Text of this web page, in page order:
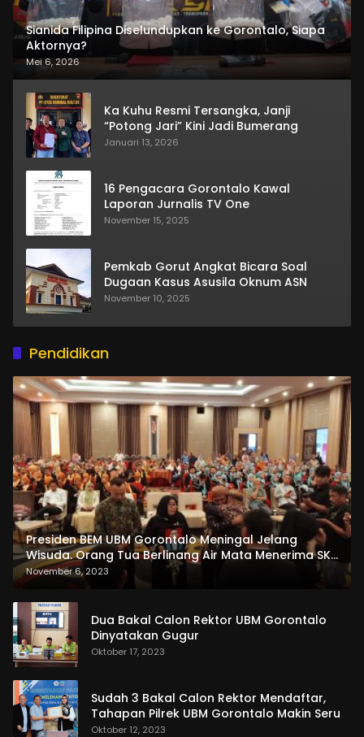
Sianida Filipina Diselundupkan ke Gorontalo, Siapa
Aktornya?
Mei 6, 2026
Ka Kuhu Resmi Tersangka, Janji
“Potong Jari” Kini Jadi Bumerang
Januari 13, 2026
16 Pengacara Gorontalo Kawal
Laporan Jurnalis TV One
November 15, 2025
Pemkab Gorut Angkat Bicara Soal
Dugaan Kasus Asusila Oknum ASN
November 10, 2025
Pendidikan
Presiden BEM UBM Gorontalo Meningal Jelang
Wisuda. Orang Tua Berlinang Air Mata Menerima SKL
dan Pemasangan Salempang
November 6, 2023
Dua Bakal Calon Rektor UBM Gorontalo
Dinyatakan Gugur
Oktober 17, 2023
Sudah 3 Bakal Calon Rektor Mendaftar,
Tahapan Pilrek UBM Gorontalo Makin Seru
Oktober 12, 2023